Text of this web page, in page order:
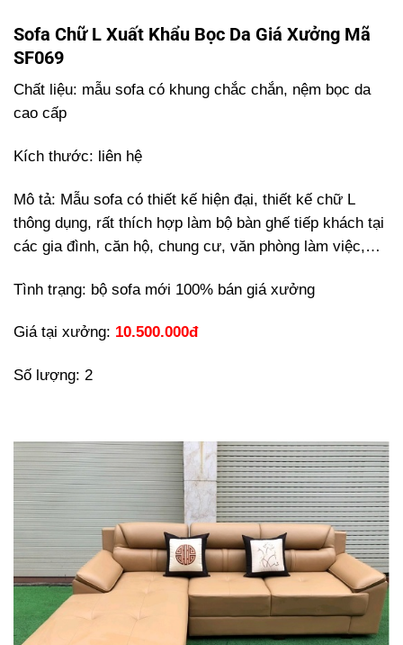
Sofa Chữ L Xuất Khẩu Bọc Da Giá Xưởng Mã
SF069
Chất liệu: mẫu sofa có khung chắc chắn, nệm bọc da
cao cấp
Kích thước: liên hệ
Mô tả: Mẫu sofa có thiết kế hiện đại, thiết kế chữ L
thông dụng, rất thích hợp làm bộ bàn ghế tiếp khách tại
các gia đình, căn hộ, chung cư, văn phòng làm việc,…
Tình trạng: bộ sofa mới 100% bán giá xưởng
Giá tại xưởng: 10.500.000đ
Số lượng: 2